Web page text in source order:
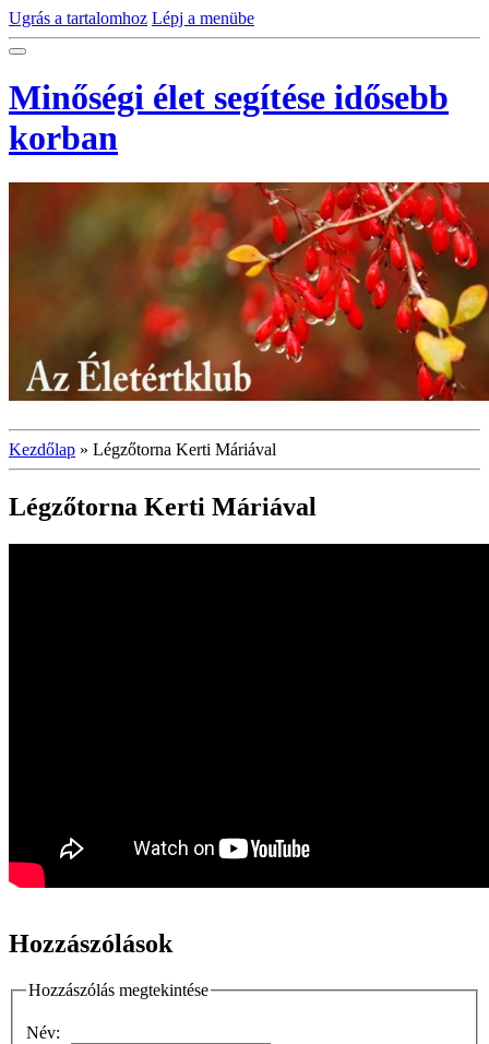
Ugrás a tartalomhoz Lépj a menübe
Minőségi élet segítése idősebb
korban
Kezdőlap » Légzőtorna Kerti Máriával
Légzőtorna Kerti Máriával
Hozzászólások
Hozzászólás megtekintése
Név: